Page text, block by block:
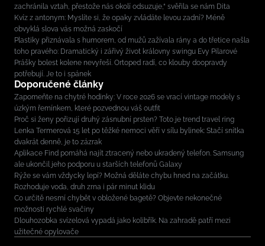
zachránila vztah, přestože nás okolí odsuzuje,“ svěřila se nám Dita
Kvíz z antonym: Myslíte si, že opaky zvládáte levou zadní? Méně
obvyklá slova vás možná zaskočí
Plastiky přiznávala s humorem, od mužů zažívala rány a do třetice našla
toho pravého: Dramatický i zářivý život královny swingu Evy Pilarové
Prášky bolest kolene nevyřeší. Ortoped radí, co klouby doopravdy
potřebují. Je to i spánek
Doporučené články
Zapomeňte na chytré hodinky: V roce 2026 se vrací vintage modely s
úzkým řemínkem, které pozvednou váš outfit
Proč si ženy pořizují druhý zásnubní prsten? Toto je trend travel ring
Lenka Termerová 15 let po těžké nemoci věří v sílu bylinek: Stačí snítka
dvakrát denně, je to zázrak
Aplikace Find pomáhá najít ztracený nebo ukradený telefon. Samsung
ale ukončil jeho podporu u starších telefonů Galaxy
Rýže se vám vždycky lepí? Možná děláte chybu hned na začátku.
Rozhoduje voda, druh zrna i pár minut klidu
Co určitě nesmí chybět v obložené bagetě? Objevte nekonečné
možnosti rychlé svačiny
Dlouhozobka svízelová vypadá jako kolibřík. Na zahradě patří mezi
užitečné opylovače